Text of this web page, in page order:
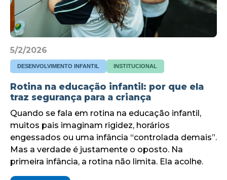
5/2/2026
DESENVOLVIMENTO INFANTIL INSTITUCIONAL
Rotina na educação infantil: por que ela
traz segurança para a criança
Quando se fala em rotina na educação infantil,
muitos pais imaginam rigidez, horários
engessados ou uma infância “controlada demais”.
Mas a verdade é justamente o oposto. Na
primeira infância, a rotina não limita. Ela acolhe.